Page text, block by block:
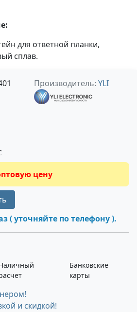
для ответной планки,
сплав.
Производитель: YLI
Получить оптовую цену
( уточняйте по телефону ).
Банковские
карты
и скидкой!